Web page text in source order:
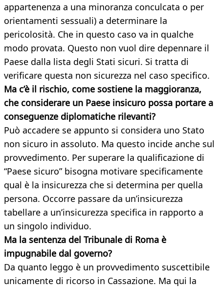
appartenenza a una minoranza conculcata o per
orientamenti sessuali) a determinare la
pericolosità. Che in questo caso va in qualche
modo provata. Questo non vuol dire depennare il
Paese dalla lista degli Stati sicuri. Si tratta di
verificare questa non sicurezza nel caso specifico.
Ma c’è il rischio, come sostiene la maggioranza,
che considerare un Paese insicuro possa portare a
conseguenze diplomatiche rilevanti?
Può accadere se appunto si considera uno Stato
non sicuro in assoluto. Ma questo incide anche sul
provvedimento. Per superare la qualificazione di
“Paese sicuro” bisogna motivare specificamente
qual è la insicurezza che si determina per quella
persona. Occorre passare da un’insicurezza
tabellare a un’insicurezza specifica in rapporto a
un singolo individuo.
Ma la sentenza del Tribunale di Roma è
impugnabile dal governo?
Da quanto leggo è un provvedimento suscettibile
unicamente di ricorso in Cassazione. Ma qui la